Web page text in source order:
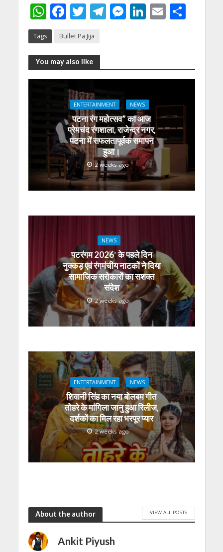
W
h
at
s
A
F
e
b
o
o
k
T
itt
er
T
a
M
n
er
Li
dI
E S
Tags Bullet Pa Jija
You may also like
ENTERTAINMENT NEWS
पटना रंग महोत्सव” का आज
प्रेमचंद रंगशाला, राजेन्द्र नगर,
पटना में सफलतापूर्वक समापन
हुआ।
2 weeks ago
NEWS
पटरंगम 2026′ के पहले दिन
नुक्कड़ एवं रंगमंचीय नाटकों ने दिया
सामाजिक सरोकारों का सशक्त
संदेश
2 weeks ago
ENTERTAINMENT NEWS
शिवानी सिंह का नया बोलबम गीत
तोहरे के मांगिला जानु हुआ रिलीज,
दर्शकों का मिल रहा भरपूर प्यार
2 weeks ago
About the author VIEW ALL POSTS
Ankit Piyush